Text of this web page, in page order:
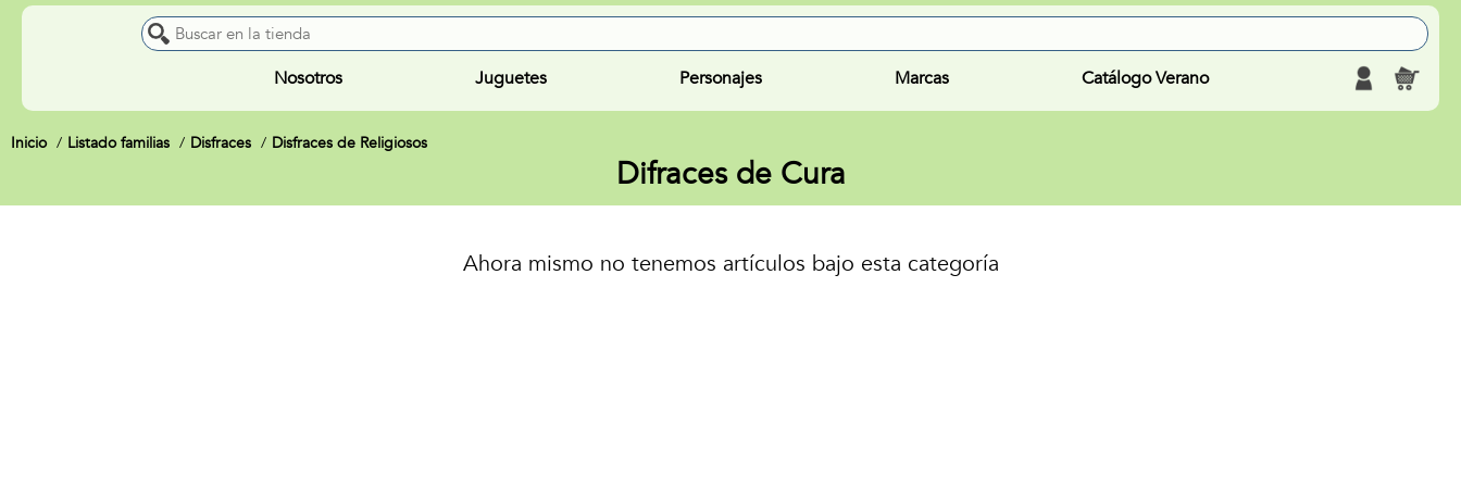
Nosotros Juguetes Personajes Marcas Catálogo Verano
Inicio Listado familias Disfraces Disfraces de Religiosos
Difraces de Cura
Ahora mismo no tenemos artículos bajo esta categoría